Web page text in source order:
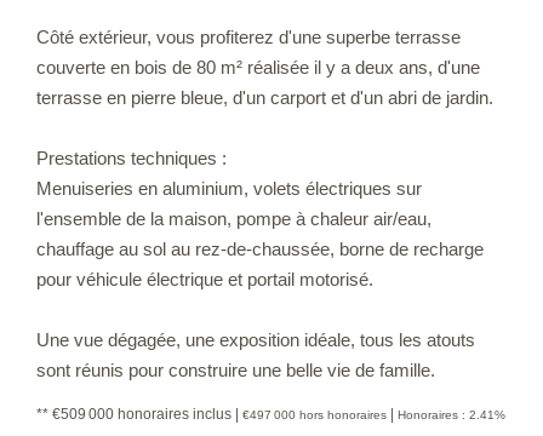
Côté extérieur, vous profiterez d'une superbe terrasse
couverte en bois de 80 m² réalisée il y a deux ans, d'une
terrasse en pierre bleue, d'un carport et d'un abri de jardin.
Prestations techniques :
Menuiseries en aluminium, volets électriques sur
l'ensemble de la maison, pompe à chaleur air/eau,
chauffage au sol au rez-de-chaussée, borne de recharge
pour véhicule électrique et portail motorisé.
Une vue dégagée, une exposition idéale, tous les atouts
sont réunis pour construire une belle vie de famille.
** €509 000 honoraires inclus | €497 000 hors honoraires | Honoraires : 2.41%